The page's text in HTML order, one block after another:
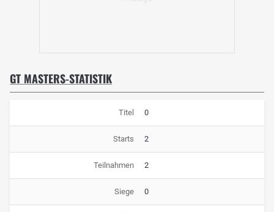
GT MASTERS-STATISTIK
Titel 0
Starts 2
Teilnahmen 2
Siege 0